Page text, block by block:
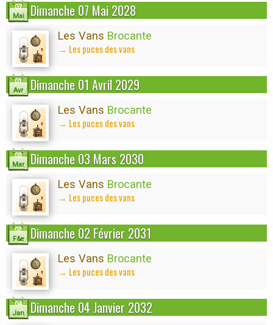
07
Mai
Dimanche 07 Mai 2028
Les Vans Brocante
→ Les puces des vans
01
Avr
Dimanche 01 Avril 2029
Les Vans Brocante
→ Les puces des vans
03
Mar
Dimanche 03 Mars 2030
Les Vans Brocante
→ Les puces des vans
02
F&e
Dimanche 02 Février 2031
Les Vans Brocante
→ Les puces des vans
04
Jan
Dimanche 04 Janvier 2032